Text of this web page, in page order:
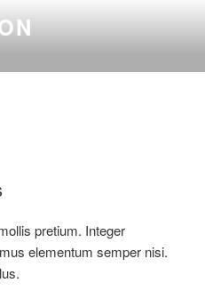
pretium. Integer
elementum semper nisi.